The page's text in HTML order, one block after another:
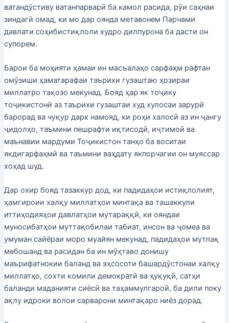
ватандӯстиву ватанпарварӣ ба камол расида, рӯи саҳнаи
зиндагӣ омад, ки мо дар оянда метавонем Парчами
давлати соҳибистиқлоли худро дилпурона ба дасти он
супорем.
Барои ба моҳияти ҳамаи ин масъалаҳо сарфаҳм рафтан
омӯзиши ҳаматарафаи таърихи гузаштаю ҳозираи
миллатро тақозо мекунад. Бояд ҳар як тоҷику
тоҷикистонӣ аз таърихи гузаштаи худ хулосаи зарурӣ
барорад ва чуқур дарк намояд, ки роҳи халосӣ аз ин ҷангу
ҷидолҳо, таъмини пешрафти иқтисодӣ, иҷтимоӣ ва
маънавии мардуми Тоҷикистон танҳо ба воситаи
якдигарфаҳмӣ ва таъмини ваҳдату якпорчагии он муяссар
хоҳад шуд.
Дар охир бояд тазаккур дод, ки падидаҳои истиқлолият,
ҳамгироии халқу миллатҳои минтақа ва ташаккули
иттиҳодияҳои давлатҳои мутараққӣ, ки ояндаи
муносибатҳои муттақобилаи табиат, инсон ва ҷомеа ва
умуман сайёраи моро муайян мекунад, падидаҳои мутлақ
мебошанд ва расидан ба ин мӯҳтаво донишу
маърифатнокии баланд ва эҳсосоти башардӯстонаи халқу
миллатҳо, сохти комили демократӣ ва ҳуқуқӣ, сатҳи
баланди маданияти сиёсӣ ва таҳаммулгароӣ, ба дили поку
ақлу идроки волои сарварони минтақаро ниёз дорад.